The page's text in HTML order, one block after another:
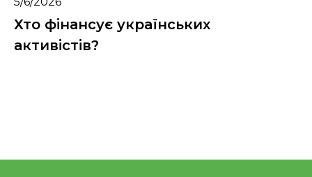
Хто фінансує українських
активістів?